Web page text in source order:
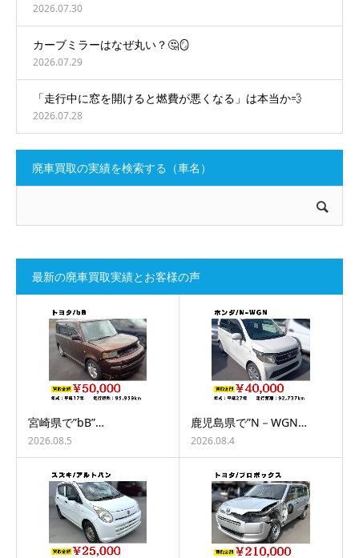
2026.07.30
カーブミラーはなぜ丸い？🤔🪞
2026.07.29
「走行中に窓を開けると燃費が悪くなる」は本当か💨
2026.07.28
廃車買取の実績を検索する（車名）
最新の廃車買取実績とお客様の声
宮崎県で”bB”…
2026.08.5
鹿児島県で”N－WGN…
2026.08.4